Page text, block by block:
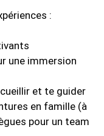
:
une immersion
et te guider
en famille (à
pour un team